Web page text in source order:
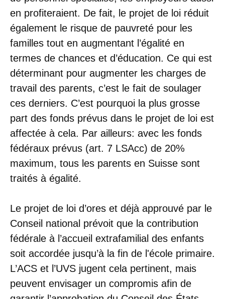
en profiteraient. De fait, le projet de loi réduit
également le risque de pauvreté pour les
familles tout en augmentant l’égalité en
termes de chances et d’éducation. Ce qui est
déterminant pour augmenter les charges de
travail des parents, c’est le fait de soulager
ces derniers. C’est pourquoi la plus grosse
part des fonds prévus dans le projet de loi est
affectée à cela. Par ailleurs: avec les fonds
fédéraux prévus (art. 7 LSAcc) de 20%
maximum, tous les parents en Suisse sont
traités à égalité.
Le projet de loi d’ores et déjà approuvé par le
Conseil national prévoit que la contribution
fédérale à l’accueil extrafamilial des enfants
soit accordée jusqu’à la fin de l'école primaire.
L’ACS et l’UVS jugent cela pertinent, mais
peuvent envisager un compromis afin de